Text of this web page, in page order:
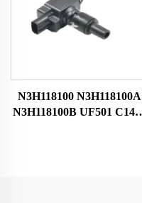
N3H118100 N3H118100A
N3H118100B UF501